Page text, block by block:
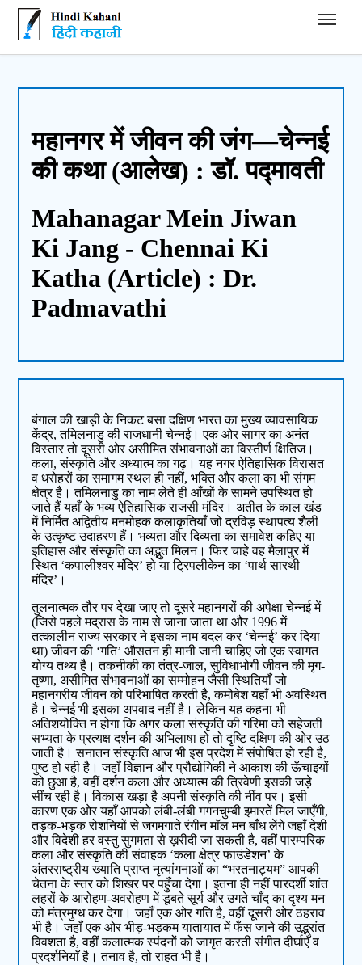
Hindi Kahani - हिंदी कहानी
महानगर में जीवन की जंग—चेन्नई
की कथा (आलेख) : डॉ. पद्मावती
Mahanagar Mein Jiwan
Ki Jang - Chennai Ki
Katha (Article) : Dr.
Padmavathi
बंगाल की खाड़ी के निकट बसा दक्षिण भारत का मुख्य व्यावसायिक
केंद्र, तमिलनाडु की राजधानी चेन्नई। एक ओर सागर का अनंत
विस्तार तो दूसरी ओर असीमित संभावनाओं का विस्तीर्ण क्षितिज।
कला, संस्कृति और अध्यात्म का गढ़। यह नगर ऐतिहासिक विरासत
व धरोहरों का समागम स्थल ही नहीं, भक्ति और कला का भी संगम
क्षेत्र है। तमिलनाडु का नाम लेते ही आँखों के सामने उपस्थित हो
जाते हैं यहाँ के भव्य ऐतिहासिक राजसी मंदिर। अतीत के काल खंड
में निर्मित अद्वितीय मनमोहक कलाकृतियाँ जो द्रविड़ स्थापत्य शैली
के उत्कृष्ट उदाहरण हैं। भव्यता और दिव्यता का समावेश कहिए या
इतिहास और संस्कृति का अद्भुत मिलन। फिर चाहे वह मैलापुर में
स्थित ‘कपालीश्वर मंदिर’ हो या ट्रिपलीकेन का ‘पार्थ सारथी
मंदिर’।
तुलनात्मक तौर पर देखा जाए तो दूसरे महानगरों की अपेक्षा चेन्नई में
(जिसे पहले मद्रास के नाम से जाना जाता था और 1996 में
तत्कालीन राज्य सरकार ने इसका नाम बदल कर ‘चेन्नई’ कर दिया
था) जीवन की ‘गति’ औसतन ही मानी जानी चाहिए जो एक स्वागत
योग्य तथ्य है। तकनीकी का तंत्र-जाल, सुविधाभोगी जीवन की मृग-
तृष्णा, असीमित संभावनाओं का सम्मोहन जैसी स्थितियाँ जो
महानगरीय जीवन को परिभाषित करती है, कमोबेश यहाँ भी अवस्थित
है। चेन्नई भी इसका अपवाद नहीं है। लेकिन यह कहना भी
अतिशयोक्ति न होगा कि अगर कला संस्कृति की गरिमा को सहेजती
सभ्यता के प्रत्यक्ष दर्शन की अभिलाषा हो तो दृष्टि दक्षिण की ओर उठ
जाती है। सनातन संस्कृति आज भी इस प्रदेश में संपोषित हो रही है,
पुष्ट हो रही है। जहाँ विज्ञान और प्रौद्योगिकी ने आकाश की ऊँचाइयों
को छुआ है, वहीं दर्शन कला और अध्यात्म की त्रिवेणी इसकी जड़े
सींच रही है। विकास खड़ा है अपनी संस्कृति की नींव पर। इसी
कारण एक ओर यहाँ आपको लंबी-लंबी गगनचुम्बी इमारतें मिल जाएँगी,
तड़क-भड़क रोशनियों से जगमगाते रंगीन मॉल मन बाँध लेंगे जहाँ देशी
और विदेशी हर वस्तु सुगमता से ख़रीदी जा सकती है, वहीं पारम्परिक
कला और संस्कृति की संवाहक ‘कला क्षेत्र फाउंडेशन’ के
अंतरराष्ट्रीय ख्याति प्राप्त नृत्यांगनाओं का “भरतनाट्यम” आपकी
चेतना के स्तर को शिखर पर पहुँचा देगा। इतना ही नहीं पारदर्शी शांत
लहरों के आरोहण-अवरोहण में डूबते सूर्य और उगते चाँद का दृश्य मन
को मंत्रमुग्ध कर देगा। जहाँ एक ओर गति है, वहीं दूसरी ओर ठहराव
भी है। जहाँ एक ओर भीड़-भड़कम यातायात में फँस जाने की उद्भ्रांत
विवशता है, वहीं कलात्मक स्पंदनों को जागृत करती संगीत दीर्घाएँ व
प्रदर्शनियाँ है। तनाव है, तो राहत भी है।